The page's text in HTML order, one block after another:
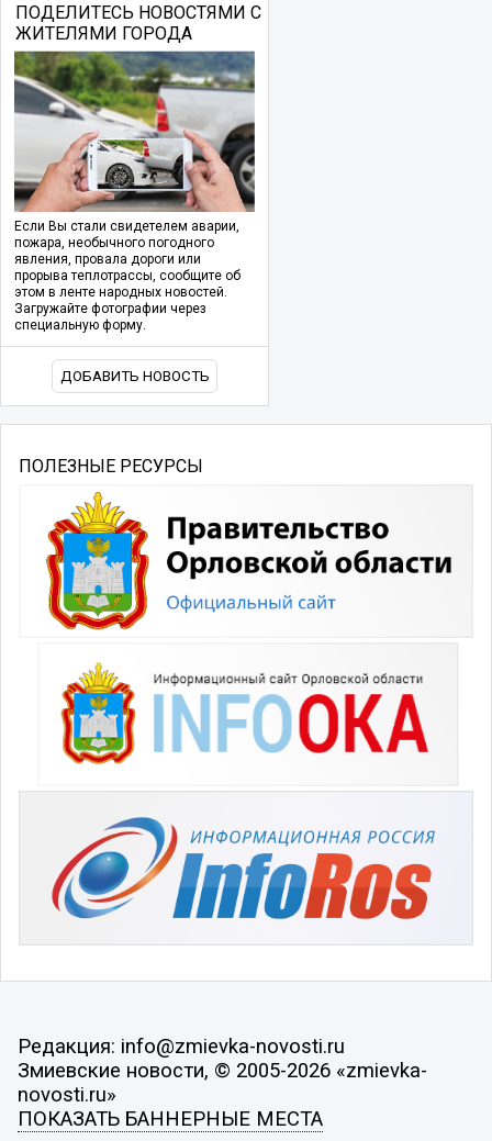
ПОДЕЛИТЕСЬ НОВОСТЯМИ С
ЖИТЕЛЯМИ ГОРОДА
Если Вы стали свидетелем аварии,
пожара, необычного погодного
явления, провала дороги или
прорыва теплотрассы, сообщите об
этом в ленте народных новостей.
Загружайте фотографии через
специальную форму.
ДОБАВИТЬ НОВОСТЬ
ПОЛЕЗНЫЕ РЕСУРСЫ
Редакция: info@zmievka-novosti.ru
Змиевские новости, © 2005-2026 «zmievka-
novosti.ru»
ПОКАЗАТЬ БАННЕРНЫЕ МЕСТА